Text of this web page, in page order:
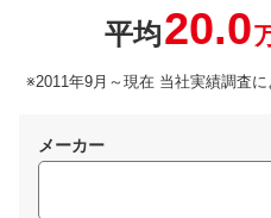
平均20.0
※2011年9月～現在 当社実績調査
メーカー